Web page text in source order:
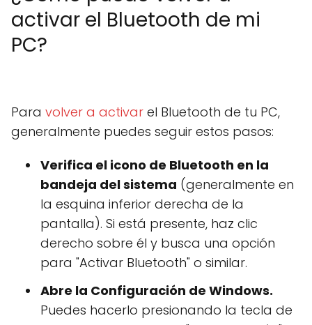
activar el Bluetooth de mi
PC?
Para volver a activar el Bluetooth de tu PC,
generalmente puedes seguir estos pasos:
Verifica el icono de Bluetooth en la
bandeja del sistema (generalmente en
la esquina inferior derecha de la
pantalla). Si está presente, haz clic
derecho sobre él y busca una opción
para "Activar Bluetooth" o similar.
Abre la Configuración de Windows.
Puedes hacerlo presionando la tecla de